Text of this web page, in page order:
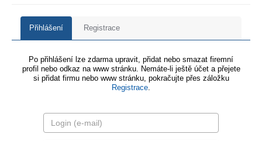
Přihlášení Registrace
Po přihlášení lze zdarma upravit, přidat nebo smazat firemní
profil nebo odkaz na www stránku. Nemáte-li ještě účet a přejete
si přidat firmu nebo www stránku, pokračujte přes záložku
Registrace.